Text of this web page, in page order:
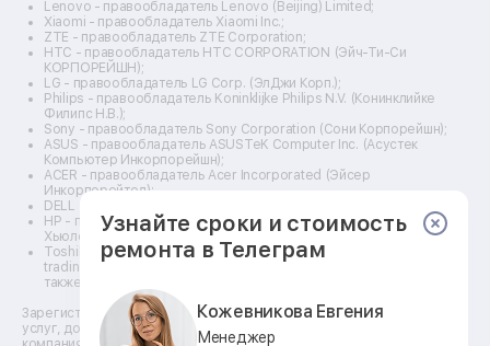
Lenovo - правообладатель Lenovo (Beijing) Limited;
Xiaomi - правообладатель Xiaomi Inc.;
ZTE - правообладатель ZTE Corporation;
HTC - правообладатель HTC CORPORATION (Эйч-Ти-Си
КОРПОРЕЙШН);
LG - правообладатель LG Corp. (ЭлДжи Корп.);
Philips - правообладатель Koninklijke Philips N.V. (Конинклийке
Филипс Н.В.);
Sony - правообладатель Sony Corporation (Сони Корпорейшн);
ASUS - правообладатель ASUSTeK Computer Inc. (Асустек
Компьютер Инкорпорейшн);
ACER - правообладатель Acer Incorporated (Эйсер
Инкорпорейтед);
DELL - правообладатель Dell Inc.(Делл Инк.);
HP - правообладатель HP Hewlett-Packard Group LLC (ЭйчПи
Хьюлетт Паккард Груп ЛЛК);
Toshiba - правообладатель KABUSHIKI KAISHA TOSHIBA, also
trading as Toshiba Corporation (КАБУШИКИ КАЙША ТОШИБА
также торгующая как Тосиба Корпорейшн).
Зарегистрированные товарные знаки используются для описания
услуг, доступных в сети сервисных центров АСЦ, не связанных с
Узнайте сроки и стоимость
ремонта в Телеграм
Кожевникова Евгения
Менеджер